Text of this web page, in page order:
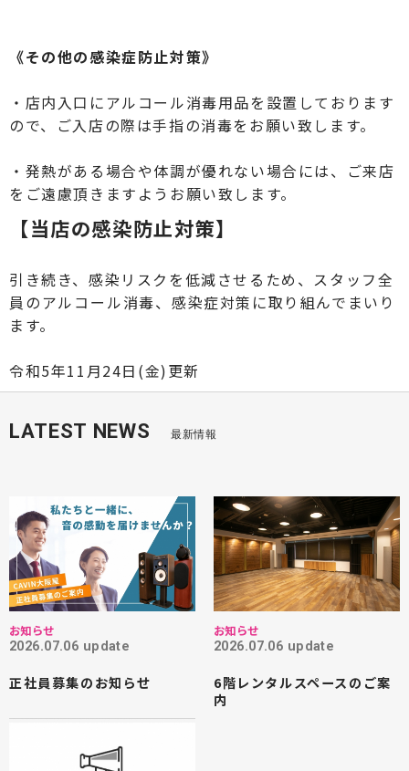
《その他の感染症防止対策》
・店内入口にアルコール消毒用品を設置しております
ので、ご入店の際は手指の消毒をお願い致します。
・発熱がある場合や体調が優れない場合には、ご来店
をご遠慮頂きますようお願い致します。
【当店の感染防止対策】
引き続き、感染リスクを低減させるため、スタッフ全
員のアルコール消毒、感染症対策に取り組んでまいり
ます。
令和5年11月24日(金)更新
LATEST NEWS 最新情報
お知らせ
2026.07.06 update
正社員募集のお知らせ
お知らせ
2026.07.06 update
6階レンタルスペースのご案
内